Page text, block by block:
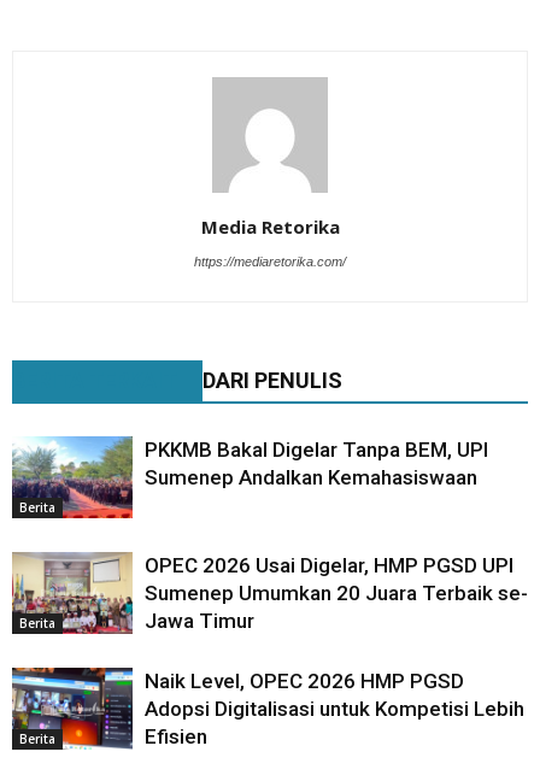
Media Retorika
https://mediaretorika.com/
DARI PENULIS
Berita
PKKMB Bakal Digelar Tanpa BEM, UPI
Sumenep Andalkan Kemahasiswaan
Berita
OPEC 2026 Usai Digelar, HMP PGSD UPI
Sumenep Umumkan 20 Juara Terbaik se-
Jawa Timur
Berita
Naik Level, OPEC 2026 HMP PGSD
Adopsi Digitalisasi untuk Kompetisi Lebih
Efisien